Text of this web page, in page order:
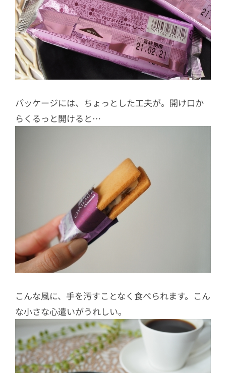
パッケージには、ちょっとした工夫が。開け口か
らくるっと開けると…
こんな風に、手を汚すことなく食べられます。こん
な小さな心遣いがうれしい。